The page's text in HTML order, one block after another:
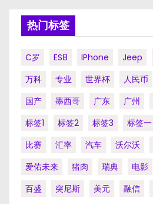
热门标签
C罗 ES8 IPhone Jeep
万科
专业 世界杯 人民币
国产
墨西哥 广东 广州
标签1
标签2 标签3 标签一
比赛
汇率 汽车 沃尔沃
爱佑未来
猪肉 瑞典 电影
百盛
突尼斯 美元 融信